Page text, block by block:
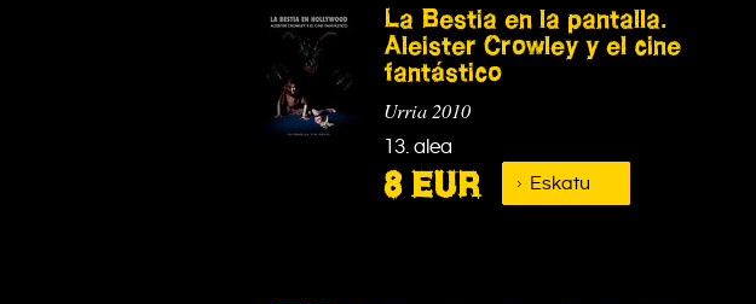
La Bestia en la pantalla.
Aleister Crowley y el cine
fantástico
Urria 2010
13. alea
8 EUR Eskatu